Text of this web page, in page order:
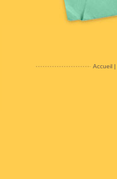
Accueil|